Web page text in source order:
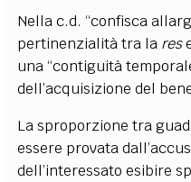
Nella c.d. “confisca
pertinenzialità tra la res
una “contiguità
dell’acquisizione del
La sproporzione tra
essere provata
dell’interessato esibire